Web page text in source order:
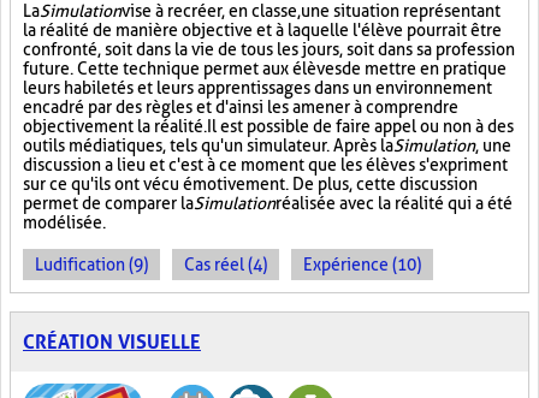
LaSimulationvise à recréer, en classe, une situation représentant
la réalité de manière objective et à laquelle l'élève pourrait être
confronté, soit dans la vie de tous les jours, soit dans sa profession
future. Cette technique permet aux élèves de mettre en pratique
leurs habiletés et leurs apprentissages dans un environnement
encadré par des règles et d'ainsi les amener à comprendre
objectivement la réalité. Il est possible de faire appel ou non à des
outils médiatiques, tels qu'un simulateur. Après laSimulation, une
discussion a lieu et c'est à ce moment que les élèves s'expriment
sur ce qu'ils ont vécu émotivement. De plus, cette discussion
permet de comparer laSimulationréalisée avec la réalité qui a été
modélisée.
Ludification (9) Cas réel (4) Expérience (10)
CRÉATION VISUELLE